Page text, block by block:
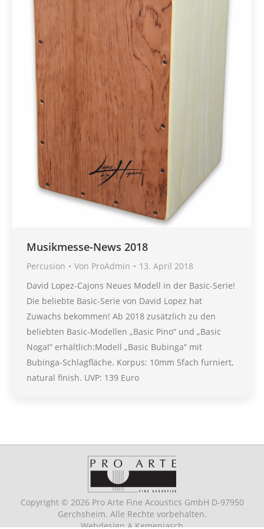
Musikmesse-News 2018
Percusion Von ProAdmin
13. April 2018
David Lopez-Cajons Neues Modell in der Basic-Serie!
Die beliebte Basic-Serie von David Lopez hat
Zuwachs bekommen! Ab 2018 zusätzlich zu den
beliebten Basic-Modellen „Basic Pino“ und „Basic
Nogal“ erhältlich:Modell „Basic Bubinga“ mit
Bubinga-Schlagfläche. Korpus: 10mm 5fach furniert,
natural finish. UVP: 139 Euro
Copyright © 2026 Pro Arte Fine Acoustics GmbH D-97950
Gerchsheim. Alle Rechte vorbehalten.
WebdesignA.Kemenjasch